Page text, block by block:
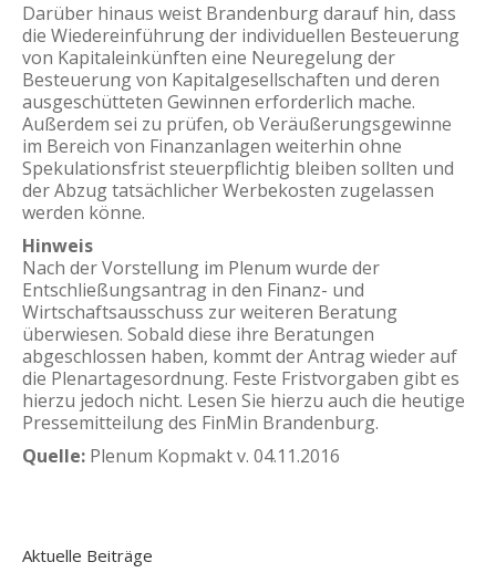
Darüber hinaus weist Brandenburg darauf hin, dass
die Wiedereinführung der individuellen Besteuerung
von Kapitaleinkünften eine Neuregelung der
Besteuerung von Kapitalgesellschaften und deren
ausgeschütteten Gewinnen erforderlich mache.
Außerdem sei zu prüfen, ob Veräußerungsgewinne
im Bereich von Finanzanlagen weiterhin ohne
Spekulationsfrist steuerpflichtig bleiben sollten und
der Abzug tatsächlicher Werbekosten zugelassen
werden könne.
Hinweis
Nach der Vorstellung im Plenum wurde der
Entschließungsantrag in den Finanz- und
Wirtschaftsausschuss zur weiteren Beratung
überwiesen. Sobald diese ihre Beratungen
abgeschlossen haben, kommt der Antrag wieder auf
die Plenartagesordnung. Feste Fristvorgaben gibt es
hierzu jedoch nicht. Lesen Sie hierzu auch die heutige
Pressemitteilung des FinMin Brandenburg.
Quelle: Plenum Kopmakt v. 04.11.2016
Aktuelle Beiträge